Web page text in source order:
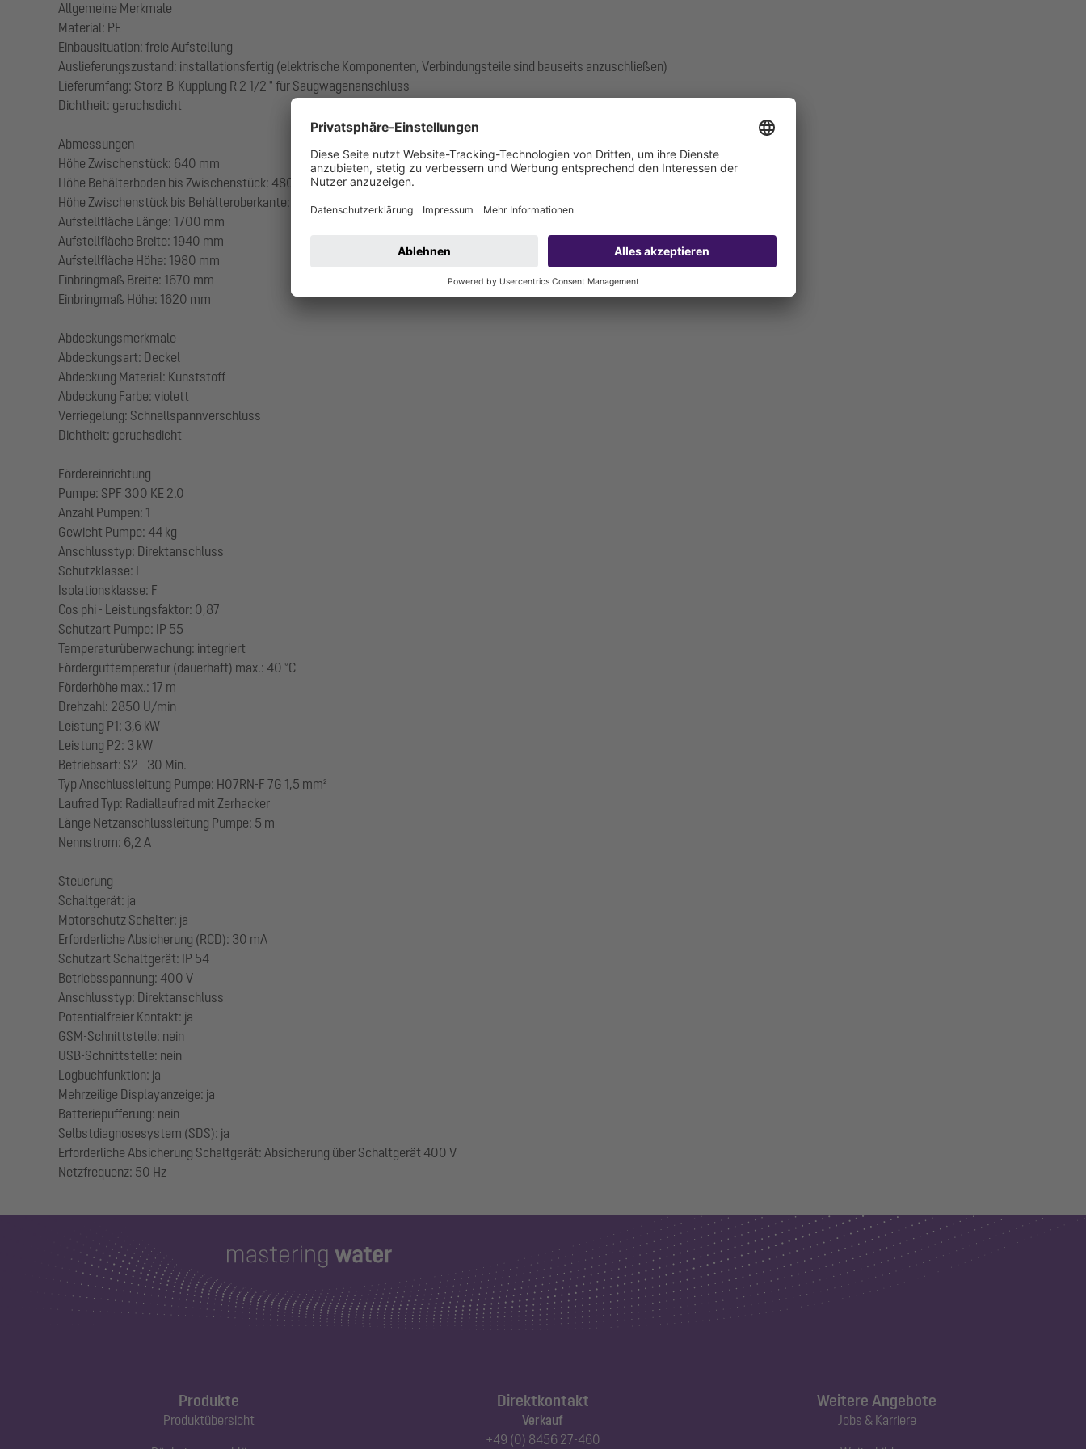
Allgemeine Merkmale
Material: PE
Einbausituation: freie Aufstellung
Auslieferungszustand: installationsfertig (elektrische Komponenten, Verbindungsteile sind bauseits anzuschließen)
Lieferumfang: Storz-B-Kupplung R 2 1/2 " für Saugwagenanschluss
Dichtheit: geruchsdicht
Abmessungen
Höhe Zwischenstück: 640 mm
Höhe Behälterboden bis Zwischenstück: 480 mm
Höhe Zwischenstück bis Behälteroberkante: 650 mm
Aufstellfläche Länge: 1700 mm
Aufstellfläche Breite: 1940 mm
Aufstellfläche Höhe: 1980 mm
Einbringmaß Breite: 1670 mm
Einbringmaß Höhe: 1620 mm
Abdeckungsmerkmale
Abdeckungsart: Deckel
Abdeckung Material: Kunststoff
Abdeckung Farbe: violett
Verriegelung: Schnellspannverschluss
Dichtheit: geruchsdicht
Fördereinrichtung
Pumpe: SPF 300 KE 2.0
Anzahl Pumpen: 1
Gewicht Pumpe: 44 kg
Anschlusstyp: Direktanschluss
Schutzklasse: I
Isolationsklasse: F
Cos phi - Leistungsfaktor: 0,87
Schutzart Pumpe: IP 55
Temperaturüberwachung: integriert
Förderguttemperatur (dauerhaft) max.: 40 °C
Förderhöhe max.: 17 m
Drehzahl: 2850 U/min
Leistung P1: 3,6 kW
Leistung P2: 3 kW
Betriebsart: S2 - 30 Min.
Typ Anschlussleitung Pumpe: H07RN-F 7G 1,5 mm²
Laufrad Typ: Radiallaufrad mit Zerhacker
Länge Netzanschlussleitung Pumpe: 5 m
Nennstrom: 6,2 A
Steuerung
Schaltgerät: ja
Motorschutz Schalter: ja
Erforderliche Absicherung (RCD): 30 mA
Schutzart Schaltgerät: IP 54
Betriebsspannung: 400 V
Anschlusstyp: Direktanschluss
Potentialfreier Kontakt: ja
GSM-Schnittstelle: nein
USB-Schnittstelle: nein
Logbuchfunktion: ja
Mehrzeilige Displayanzeige: ja
Batteriepufferung: nein
Selbstdiagnosesystem (SDS): ja
Erforderliche Absicherung Schaltgerät: Absicherung über Schaltgerät 400 V
Produkte
Produktübersicht
Direktkontakt
Verkauf
+49 (0) 8456 27-460
Weitere Angebote
Jobs & Karriere